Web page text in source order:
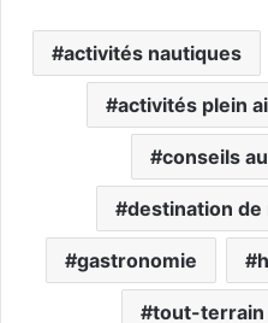
activités nautiques
activités plein
conseils
destination de
gastronomie
tout-terrain